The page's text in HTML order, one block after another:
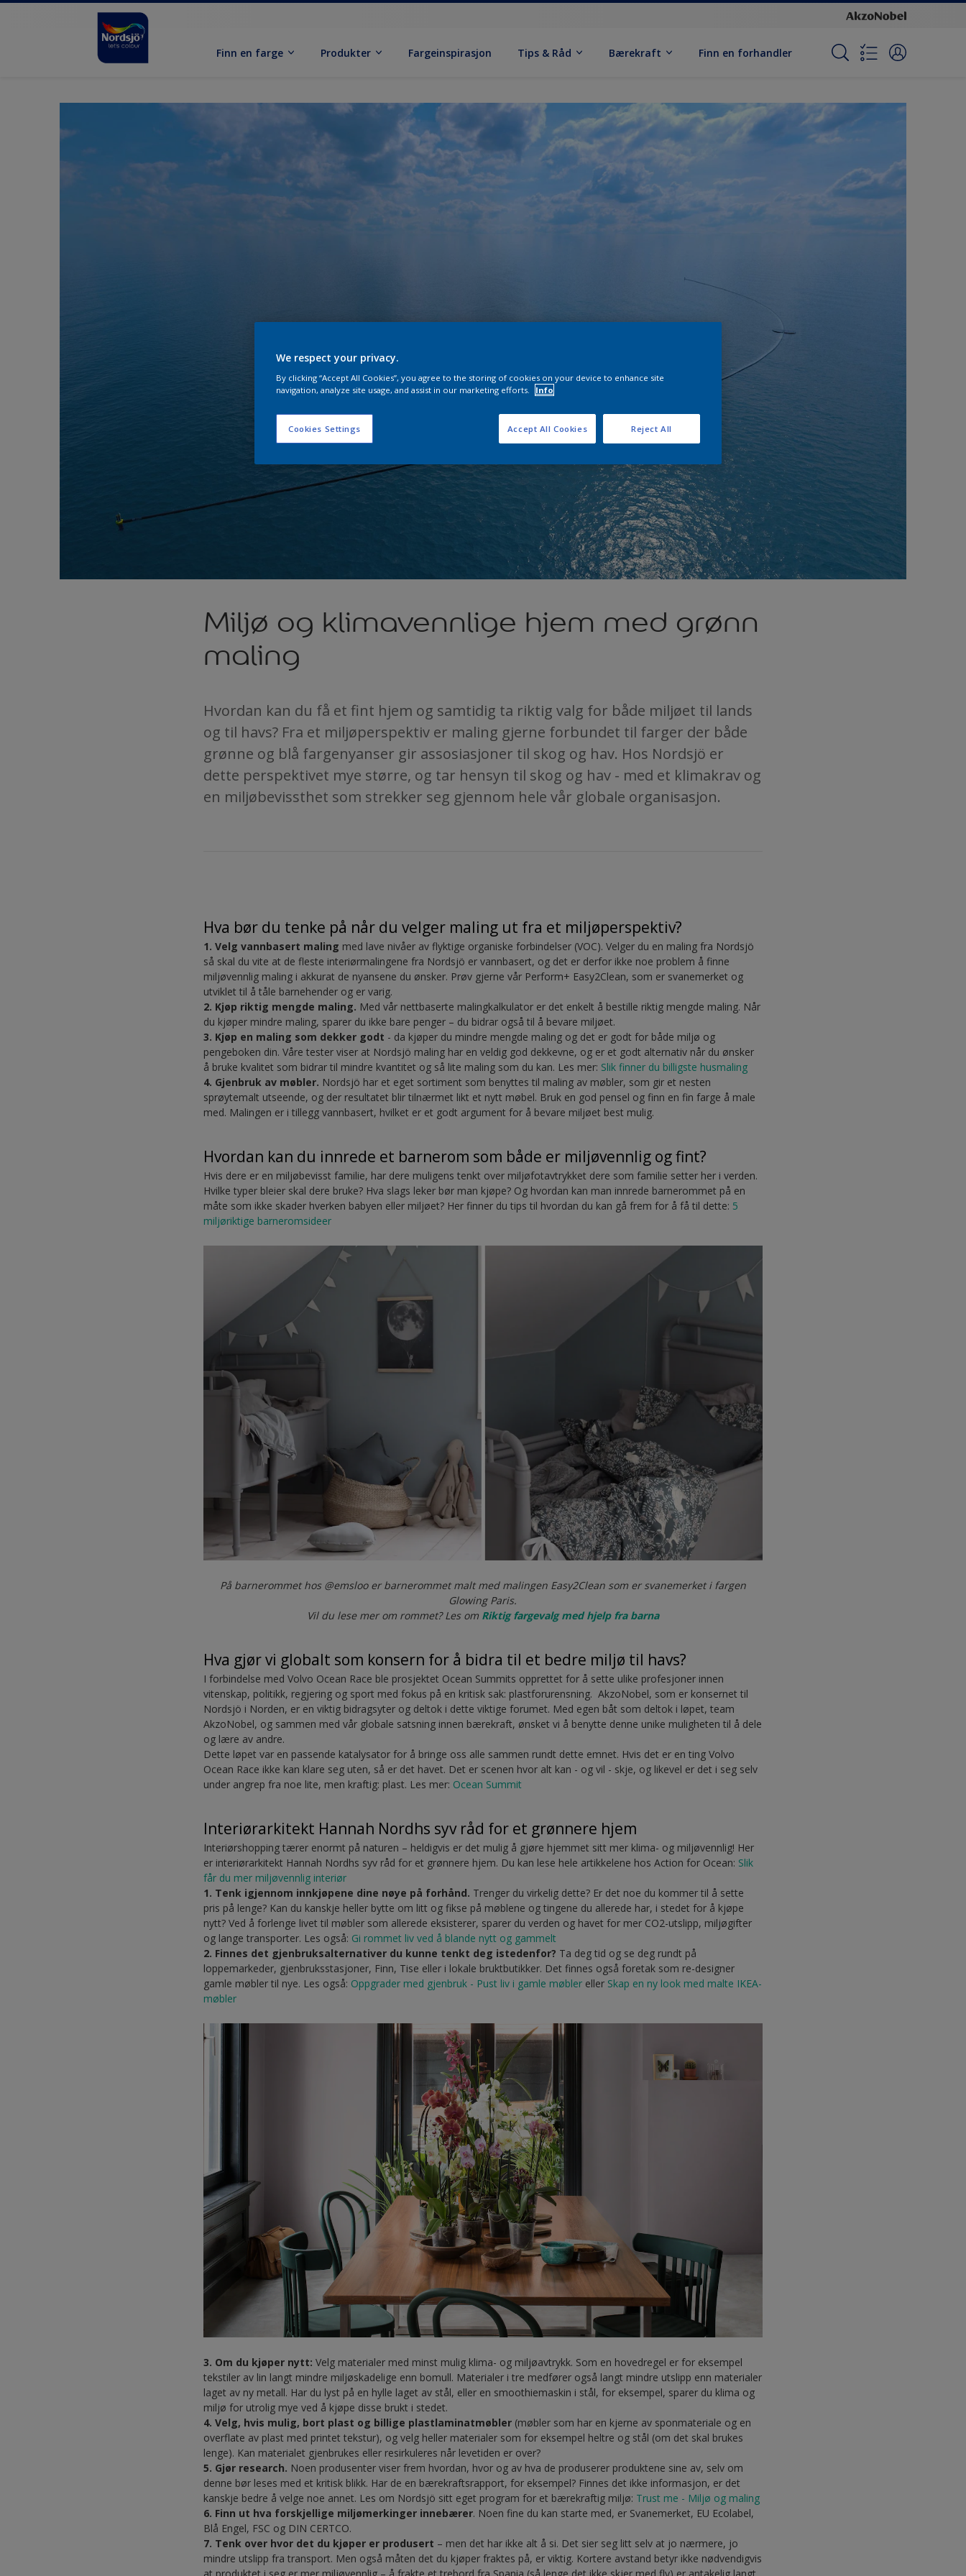
Finn en farge Produkter Fargeinspirasjon Tips & Råd Bærekraft Finn en forhandler
Miljø og klimavennlige hjem med grønn
maling
Hvordan kan du få et fint hjem og samtidig ta riktig valg for både miljøet til lands
og til havs? Fra et miljøperspektiv er maling gjerne forbundet til farger der både
grønne og blå fargenyanser gir assosiasjoner til skog og hav. Hos Nordsjö er
dette perspektivet mye større, og tar hensyn til skog og hav - med et klimakrav og
en miljøbevissthet som strekker seg gjennom hele vår globale organisasjon.
Hva bør du tenke på når du velger maling ut fra et miljøperspektiv?
1. Velg vannbasert maling med lave nivåer av flyktige organiske forbindelser (VOC). Velger du en maling fra Nordsjö
så skal du vite at de fleste interiørmalingene fra Nordsjö er vannbasert, og det er derfor ikke noe problem å finne
miljøvennlig maling i akkurat de nyansene du ønsker. Prøv gjerne vår Perform+ Easy2Clean, som er svanemerket og
utviklet til å tåle barnehender og er varig.
2. Kjøp riktig mengde maling. Med vår nettbaserte malingkalkulator er det enkelt å bestille riktig mengde maling. Når
du kjøper mindre maling, sparer du ikke bare penger – du bidrar også til å bevare miljøet.
3. Kjøp en maling som dekker godt - da kjøper du mindre mengde maling og det er godt for både miljø og
pengeboken din. Våre tester viser at Nordsjö maling har en veldig god dekkevne, og er et godt alternativ når du ønsker
å bruke kvalitet som bidrar til mindre kvantitet og så lite maling som du kan. Les mer: Slik finner du billigste husmaling
4. Gjenbruk av møbler. Nordsjö har et eget sortiment som benyttes til maling av møbler, som gir et nesten
sprøytemalt utseende, og der resultatet blir tilnærmet likt et nytt møbel. Bruk en god pensel og finn en fin farge å male
med. Malingen er i tillegg vannbasert, hvilket er et godt argument for å bevare miljøet best mulig.
Hvordan kan du innrede et barnerom som både er miljøvennlig og fint?
Hvis dere er en miljøbevisst familie, har dere muligens tenkt over miljøfotavtrykket dere som familie setter her i verden.
Hvilke typer bleier skal dere bruke? Hva slags leker bør man kjøpe? Og hvordan kan man innrede barnerommet på en
måte som ikke skader hverken babyen eller miljøet? Her finner du tips til hvordan du kan gå frem for å få til dette: 5
miljøriktige barneromsideer
På barnerommet hos @emsloo er barnerommet malt med malingen Easy2Clean som er svanemerket i fargen
Glowing Paris.
Vil du lese mer om rommet? Les om Riktig fargevalg med hjelp fra barna
Hva gjør vi globalt som konsern for å bidra til et bedre miljø til havs?
I forbindelse med Volvo Ocean Race ble prosjektet Ocean Summits opprettet for å sette ulike profesjoner innen
vitenskap, politikk, regjering og sport med fokus på en kritisk sak: plastforurensning. AkzoNobel, som er konsernet til
Nordsjö i Norden, er en viktig bidragsyter og deltok i dette viktige forumet. Med egen båt som deltok i løpet, team
AkzoNobel, og sammen med vår globale satsning innen bærekraft, ønsket vi å benytte denne unike muligheten til å dele
og lære av andre.
Dette løpet var en passende katalysator for å bringe oss alle sammen rundt dette emnet. Hvis det er en ting Volvo
Ocean Race ikke kan klare seg uten, så er det havet. Det er scenen hvor alt kan - og vil - skje, og likevel er det i seg selv
under angrep fra noe lite, men kraftig: plast. Les mer: Ocean Summit
Interiørarkitekt Hannah Nordhs syv råd for et grønnere hjem
Interiørshopping tærer enormt på naturen – heldigvis er det mulig å gjøre hjemmet sitt mer klima- og miljøvennlig! Her
er interiørarkitekt Hannah Nordhs syv råd for et grønnere hjem. Du kan lese hele artikkelene hos Action for Ocean: Slik
får du mer miljøvennlig interiør
1. Tenk igjennom innkjøpene dine nøye på forhånd. Trenger du virkelig dette? Er det noe du kommer til å sette
pris på lenge? Kan du kanskje heller bytte om litt og fikse på møblene og tingene du allerede har, i stedet for å kjøpe
nytt? Ved å forlenge livet til møbler som allerede eksisterer, sparer du verden og havet for mer CO2-utslipp, miljøgifter
og lange transporter. Les også: Gi rommet liv ved å blande nytt og gammelt
2. Finnes det gjenbruksalternativer du kunne tenkt deg istedenfor? Ta deg tid og se deg rundt på
loppemarkeder, gjenbruksstasjoner, Finn, Tise eller i lokale bruktbutikker. Det finnes også foretak som re-designer
gamle møbler til nye. Les også: Oppgrader med gjenbruk - Pust liv i gamle møbler eller Skap en ny look med malte IKEA-
møbler
3. Om du kjøper nytt: Velg materialer med minst mulig klima- og miljøavtrykk. Som en hovedregel er for eksempel
tekstiler av lin langt mindre miljøskadelige enn bomull. Materialer i tre medfører også langt mindre utslipp enn materialer
laget av ny metall. Har du lyst på en hylle laget av stål, eller en smoothiemaskin i stål, for eksempel, sparer du klima og
miljø for utrolig mye ved å kjøpe disse brukt i stedet.
4. Velg, hvis mulig, bort plast og billige plastlaminatmøbler (møbler som har en kjerne av sponmateriale og en
overflate av plast med printet tekstur), og velg heller materialer som for eksempel heltre og stål (om det skal brukes
lenge). Kan materialet gjenbrukes eller resirkuleres når levetiden er over?
5. Gjør research. Noen produsenter viser frem hvordan, hvor og av hva de produserer produktene sine av, selv om
denne bør leses med et kritisk blikk. Har de en bærekraftsrapport, for eksempel? Finnes det ikke informasjon, er det
kanskje bedre å velge noe annet. Les om Nordsjö sitt eget program for et bærekraftig miljø: Trust me - Miljø og maling
6. Finn ut hva forskjellige miljømerkinger innebærer. Noen fine du kan starte med, er Svanemerket, EU Ecolabel,
Blå Engel, FSC og DIN CERTCO.
7. Tenk over hvor det du kjøper er produsert – men det har ikke alt å si. Det sier seg litt selv at jo nærmere, jo
mindre utslipp fra transport. Men også måten det du kjøper fraktes på, er viktig. Kortere avstand betyr ikke nødvendigvis
We respect your privacy.
By clicking “Accept All Cookies”, you agree to the storing of cookies on your device to enhance site
navigation, analyze site usage, and assist in our marketing efforts.
Info
Cookies Settings Reject All
Accept All Cookies